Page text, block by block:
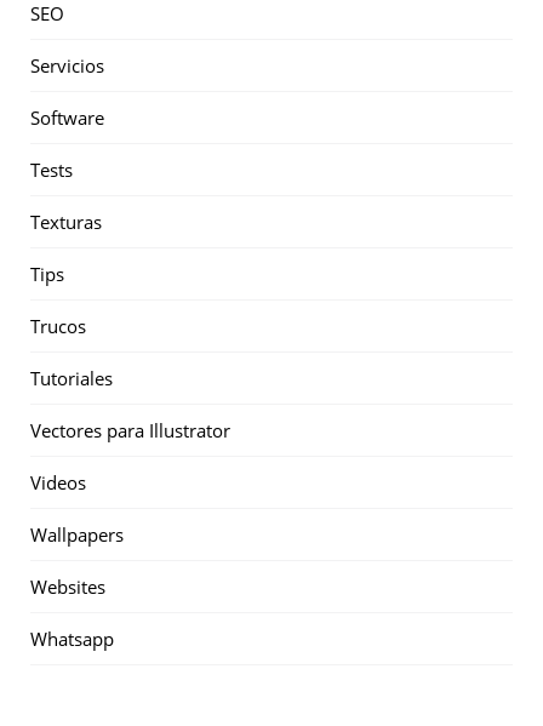
SEO
Servicios
Software
Tests
Texturas
Tips
Trucos
Tutoriales
Vectores para Illustrator
Videos
Wallpapers
Websites
Whatsapp